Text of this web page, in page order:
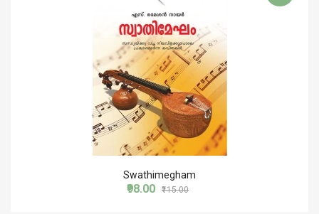
Swathimegham
₹98.00 ₹115.00